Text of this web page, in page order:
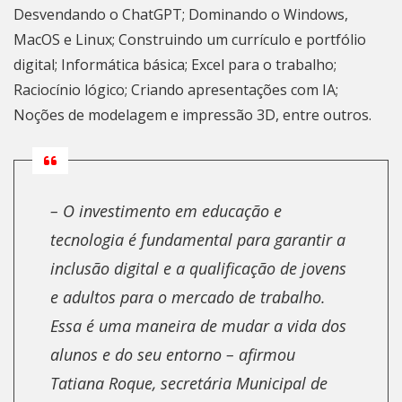
Desvendando o ChatGPT; Dominando o Windows,
MacOS e Linux; Construindo um currículo e portfólio
digital; Informática básica; Excel para o trabalho;
Raciocínio lógico; Criando apresentações com IA;
Noções de modelagem e impressão 3D, entre outros.
– O investimento em educação e
tecnologia é fundamental para garantir a
inclusão digital e a qualificação de jovens
e adultos para o mercado de trabalho.
Essa é uma maneira de mudar a vida dos
alunos e do seu entorno – afirmou
Tatiana Roque, secretária Municipal de